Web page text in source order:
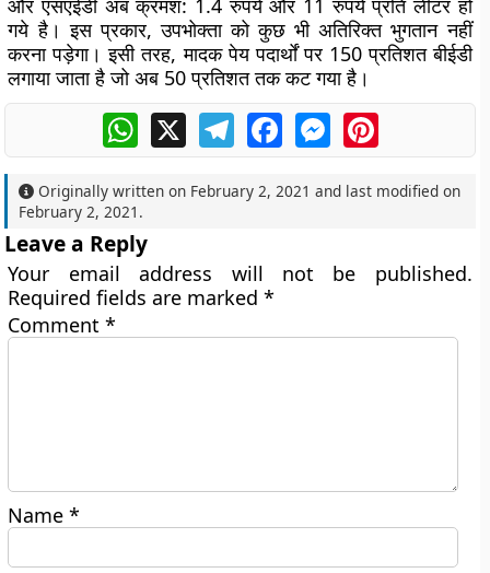
और एसएईडी अब क्रमश: 1.4 रुपये और 11 रुपये प्रति लीटर हो
गये है। इस प्रकार, उपभोक्ता को कुछ भी अतिरिक्त भुगतान नहीं
करना पड़ेगा। इसी तरह, मादक पेय पदार्थों पर 150 प्रतिशत बीईडी
लगाया जाता है जो अब 50 प्रतिशत तक कट गया है।
WhatsApp
X TelegramFacebookMessengerPinterest
Originally written on February 2, 2021 and last modified on
February 2, 2021 .
Leave a Reply
Your email address will not be published.
Required fields are marked*
Comment*
Name*